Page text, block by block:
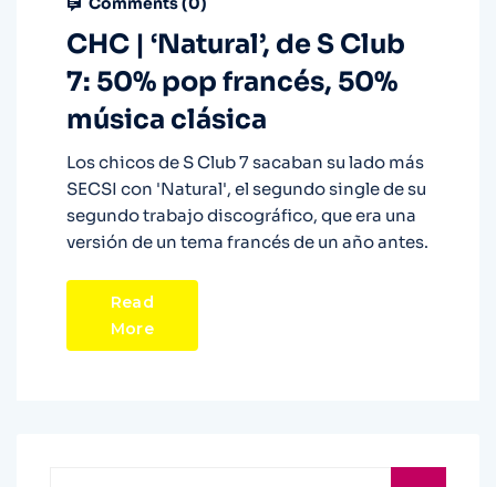
CHC | ‘Natural’, de S Club
7: 50% pop francés, 50%
música clásica
Los chicos de S Club 7 sacaban su lado más
SECSI con 'Natural', el segundo single de su
segundo trabajo discográfico, que era una
versión de un tema francés de un año antes.
Read
More